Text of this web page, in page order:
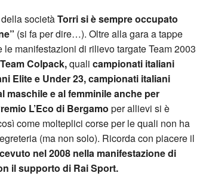
societàTorri si è sempre occupato
(si fa per dire…). Oltre alla gara a tappe
manifestazioni di rilievo targate Team 2003
Colpack,quali campionati italiani
Elite e Under 23, campionati italiani
e al femminile anche per
L’Eco di Bergamo per allievi si è
come molteplici corse per le quali non ha
(ma non solo). Ricorda con piacere il
nel 2008 nella manifestazione di
il supporto di Rai Sport.